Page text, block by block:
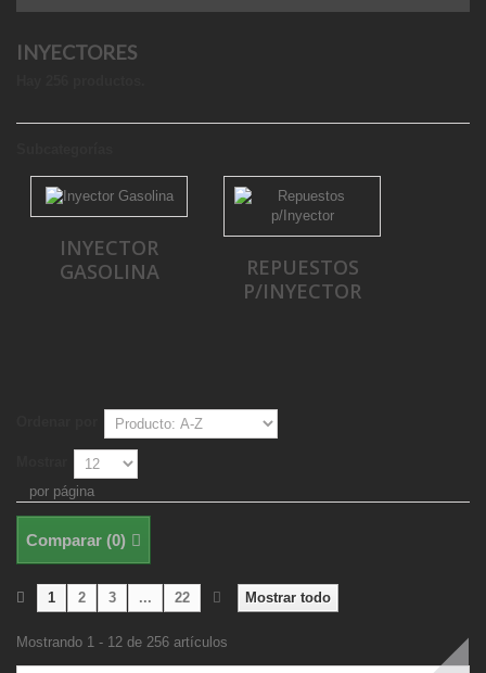
INYECTORES
INYECTOR
GASOLINA
REPUESTOS
P/INYECTOR
por página
Comparar (0)
Mostrar todo
1 2 3 ... 22
Mostrando 1 - 12 de 256 artículos